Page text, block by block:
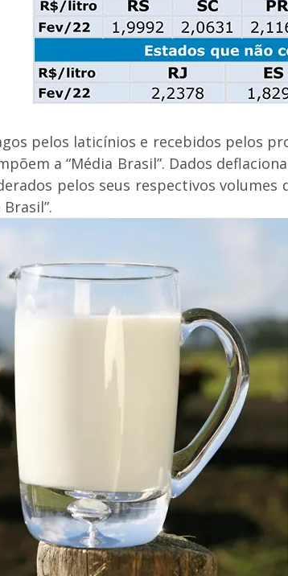
pelos laticínios e recebidos pelos
a “Média Brasil”. Dados
pelos seus respectivos